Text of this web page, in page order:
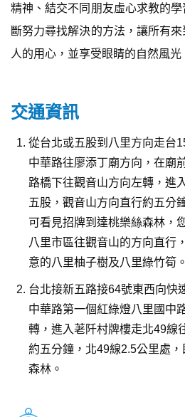
精神、結交不同朋友虛心求教的
斷努力尋找解決的方法，讓所有
人的用心，並享受眼睛的自然風光
交通資訊
從台北或五股到八里方向走台
中華路往廖添丁廟方向，在廟
路橋下往觀音山方向左轉，進
五股，觀音山方向直行約五分
可看見招牌到達桃樂絲森林，
八里市區往觀音山的方向直行
意的八里柚子樹及八里綠竹筍。
台北接新五路接64號東西向快
中華路第一個紅綠燈八里國中
轉，進入荖阡村牌樓走北49線
約五分鐘，北49線2.5公里處
森林。